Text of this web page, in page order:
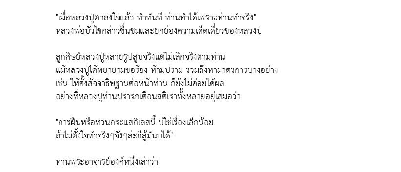
"เมื่อหลวงปู่ตกลงใจแล้ว ทำทันที ท่านทำได้เพราะท่านทำจริง"
หลวงพ่อบัวไขกล่าวชื่นชมและยกย่องความเด็ดเดี่ยวของหลวงปู่
ลูกศิษย์หลวงปู่หลายรูปสูบจริงแต่ไม่เลิกจริงตามท่าน
แม้หลวงปู่ได้พยายามขอร้อง ห้ามปราม รวมถึงหามาตรการบางอย่าง
เช่น ให้ตั้งสัจจาธิษฐานต่อหน้าท่าน ก็ยังไม่ค่อยได้ผล
อย่างที่หลวงปู่ท่านปรารภเตือนสติเราทั้งหลายอยู่เสมอว่า
"การฝืนหรือทวนกระแสกิเลสนี้ บ่ใช่เรื่องเล็กน้อย
ถ้าไม่ตั้งใจทำจริงๆจังๆล่ะก็สู้มันบ่ได้"
ท่านพระอาจารย์องค์หนึ่งเล่าว่า